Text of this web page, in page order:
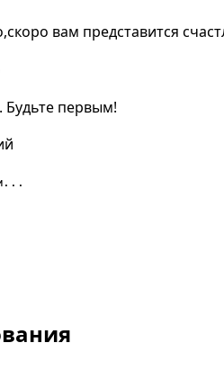
вам представится
Будьте первым!